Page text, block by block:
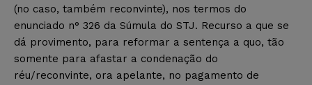
(no caso, também reconvinte), nos termos do
enunciado n° 326 da Súmula do STJ. Recurso a que se
dá provimento, para reformar a sentença a quo, tão
somente para afastar a condenação do
réu/reconvinte, ora apelante, no pagamento de